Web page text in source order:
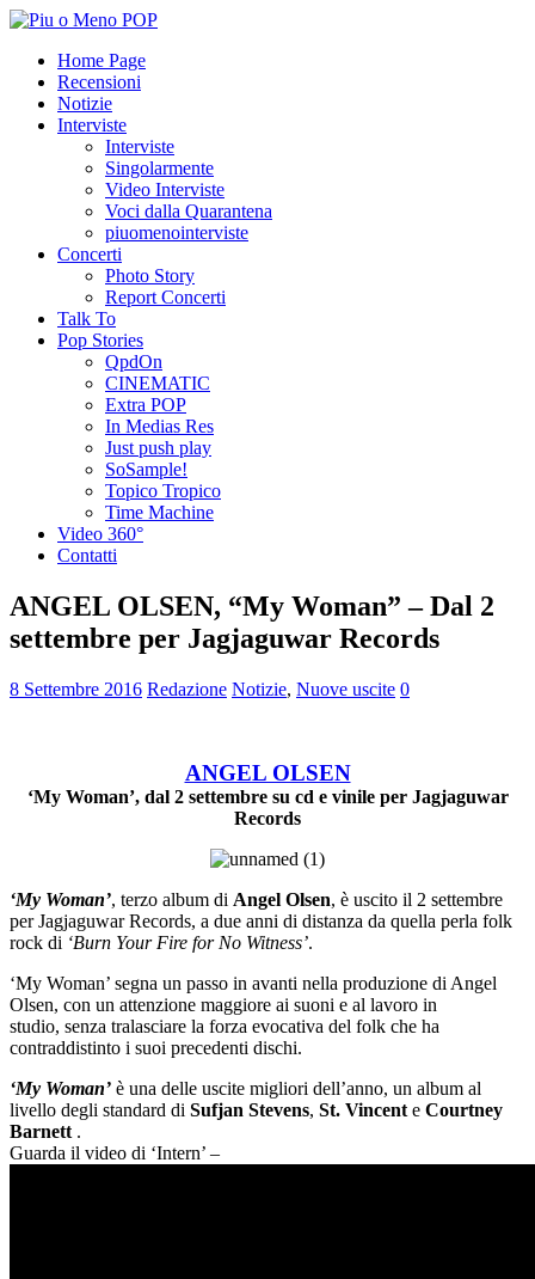
Home Page
Recensioni
Notizie
Interviste
Interviste
Singolarmente
Video Interviste
Voci dalla Quarantena
piuomenointerviste
Concerti
Photo Story
Report Concerti
Talk To
Pop Stories
QpdOn
CINEMATIC
Extra POP
In Medias Res
Just push play
SoSample!
Topico Tropico
Time Machine
Video 360°
Contatti
ANGEL OLSEN, “My Woman” – Dal 2
settembre per Jagjaguwar Records
8 Settembre 2016 Redazione Notizie, Nuove uscite 0
ANGEL OLSEN
‘My Woman’, dal 2 settembre su cd e vinile per Jagjaguwar
Records
‘My Woman’, terzo album di Angel Olsen, è uscito il 2 settembre
per Jagjaguwar Records, a due anni di distanza da quella perla folk
rock di ‘Burn Your Fire for No Witness’.
‘My Woman’ segna un passo in avanti nella produzione di Angel
Olsen, con un attenzione maggiore ai suoni e al lavoro in
studio, senza tralasciare la forza evocativa del folk che ha
contraddistinto i suoi precedenti dischi.
‘My Woman’ è una delle uscite migliori dell’anno, un album al
livello degli standard di Sufjan Stevens, St. Vincent e Courtney
Barnett .
Guarda il video di ‘Intern’ –